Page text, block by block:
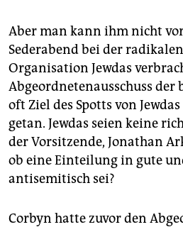
Aber man kann ihm nicht
Sederabend bei der
Organisation Jewdas
Abgeordnetenausschuss der
oft Ziel des Spotts von
getan. Jewdas seien keine
der Vorsitzende, Jonathan
ob eine Einteilung in gute
antisemitisch sei?
Corbyn hatte zuvor den